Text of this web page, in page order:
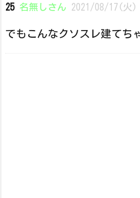
25 名無しさん 2021/08/17(火)
でもこんなクソスレ建てち